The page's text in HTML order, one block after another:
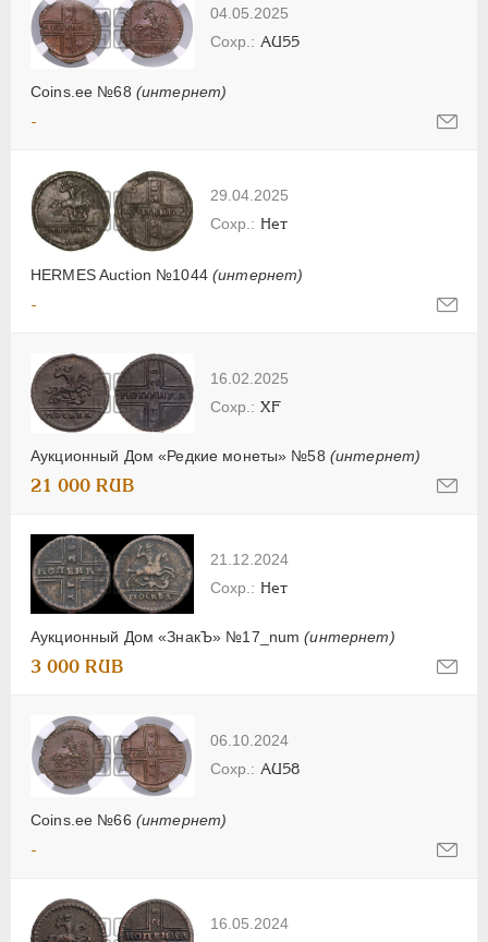
04.05.2025
Coins.ee №68 (интернет)
AU55
-
29.04.2025
HERMES Auction №1044 (интернет)
Нет
-
16.02.2025
Аукционный Дом «Редкие монеты» №58 (интернет)
XF
21 000 RUB
21.12.2024
Аукционный Дом «ЗнакЪ» №17_num(интернет)
Нет
3 000 RUB
06.10.2024
Coins.ee №66 (интернет)
AU58
-
16.05.2024